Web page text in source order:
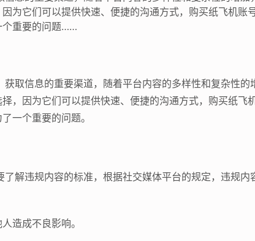
为它们可以提供快速、便捷的沟通方式，购买纸飞机账
个重要的问题……
取信息的重要渠道，随着平台内容的多样性和复杂性的
，因为它们可以提供快速、便捷的沟通方式，购买纸飞
一个重要的问题。
解违规内容的标准，根据社交媒体平台的规定，违规
造成不良影响。